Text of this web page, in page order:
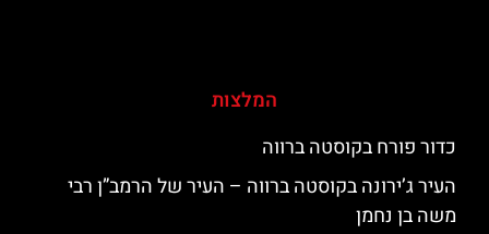
המלצות
כדור פורח בקוסטה ברווה
העיר ג’ירונה בקוסטה ברווה – העיר של הרמב”ן רבי
משה בן נחמן